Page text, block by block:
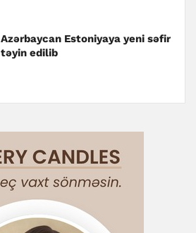
Azərbaycan Estoniyaya yeni səfir
təyin edilib